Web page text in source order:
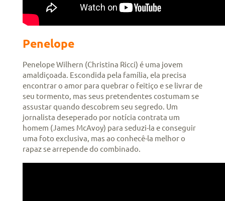
Penelope
Penelope Wilhern (Christina Ricci) é uma jovem
amaldiçoada. Escondida pela família, ela precisa
encontrar o amor para quebrar o feitiço e se livrar de
seu tormento, mas seus pretendentes costumam se
assustar quando descobrem seu segredo. Um
jornalista deseperado por notícia contrata um
homem (James McAvoy) para seduzi-la e conseguir
uma foto exclusiva, mas ao conhecê-la melhor o
rapaz se arrepende do combinado.